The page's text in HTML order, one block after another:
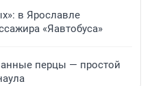
в Ярославле
«Яавтобуса»
перцы — простой